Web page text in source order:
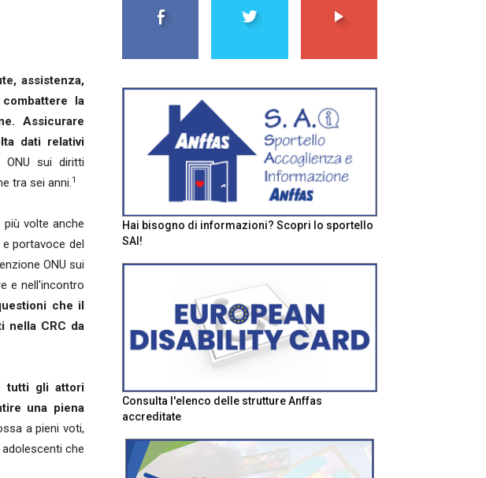
assistenza,
la
Assicurare
dati relativi
ONU sui diritti
tra sei anni.1
volte anche
portavoce del
ONU sui
e nell'incontro
che il
nella CRC da
tutti gli attori
una piena
a pieni voti,
che
Hai bisogno di informazioni? Scopri lo sportello
SAI!
Consulta l'elenco delle strutture Anffas
accreditate